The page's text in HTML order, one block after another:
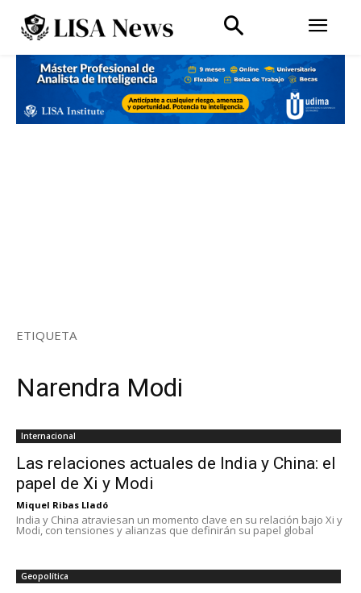
ETIQUETA
Narendra Modi
Internacional
Las relaciones actuales de India y China: el
papel de Xi y Modi
Miquel Ribas Lladó
India y China atraviesan un momento clave en su relación bajo Xi y
Modi, con tensiones y alianzas que definirán su papel global
Geopolítica